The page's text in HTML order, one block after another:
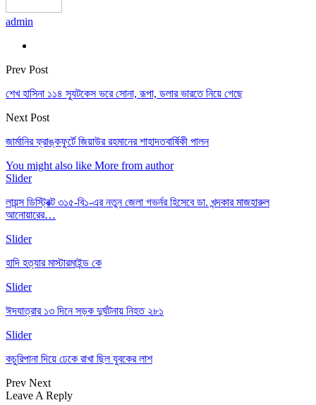
admin
Prev Post
শেখ হাসিনা ১১৪ স্যুটকেস ভরে সোনা, রূপা, ডলার ভারতে নিয়ে গেছে
Next Post
জার্মানির ফ্রাঙ্কফুর্টে জিয়াউর রহমানের শাহাদতবার্ষিকী পালন
You might also like More from author
Slider
লায়ন্স ডিস্ট্রিক্ট ৩১৫-বি১-এর নতুন জেলা গভর্নর হিসেবে ডা. খন্দকার মাজহারুল
আনোয়ারের…
Slider
হাদি হত্যার মাস্টারমাইন্ড কে
Slider
ঈদযাত্রার ১৩ দিনে সড়ক দুর্ঘটনায় নিহত ২৮১
Slider
কচুরিপানা দিয়ে ঢেকে রাখা ছিল যুবকের লাশ
Prev Next
Leave A Reply